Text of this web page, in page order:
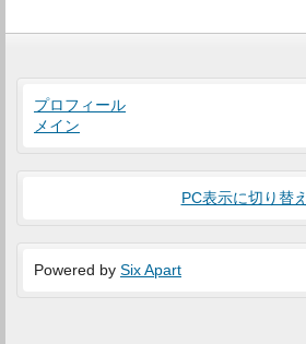
プロフィール
メイン
PC表示に切り替え
Powered by Six Apart